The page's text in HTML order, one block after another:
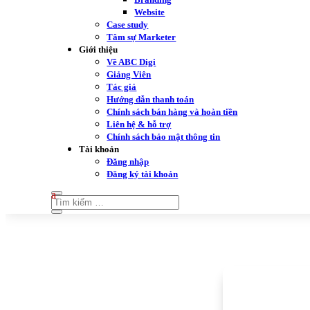
Website
Case study
Tâm sự Marketer
Giới thiệu
Về ABC Digi
Giảng Viên
Tác giả
Hướng dẫn thanh toán
Chính sách bán hàng và hoàn tiền
Liên hệ & hỗ trợ
Chính sách bảo mật thông tin
Tài khoản
Đăng nhập
Đăng ký tài khoản